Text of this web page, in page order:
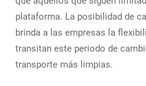
plataforma. La posibilidad de
brinda a las empresas la
transitan este periodo de
transporte más limpias.